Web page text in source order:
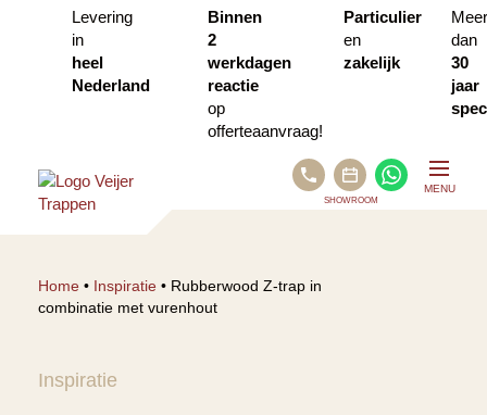
Levering
in
heel
Nederland
Binnen
2
werkdagen
reactie
op
offerteaanvraag!
Particulier
en
zakelijk
Meer
dan
30
jaar
BEL
ONS
SHOWROOM
MENU
Home • Inspiratie • Rubberwood Z-trap in
combinatie met vurenhout
Inspiratie